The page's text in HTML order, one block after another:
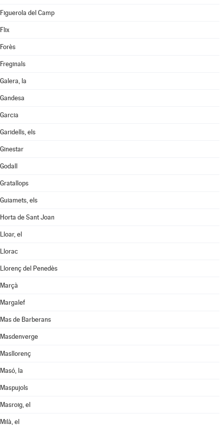
Figuerola del Camp
Flix
Forès
Freginals
Galera, la
Gandesa
Garcia
Garidells, els
Ginestar
Godall
Gratallops
Guiamets, els
Horta de Sant Joan
Lloar, el
Llorac
Llorenç del Penedès
Marçà
Margalef
Mas de Barberans
Masdenverge
Masllorenç
Masó, la
Maspujols
Masroig, el
Milà, el